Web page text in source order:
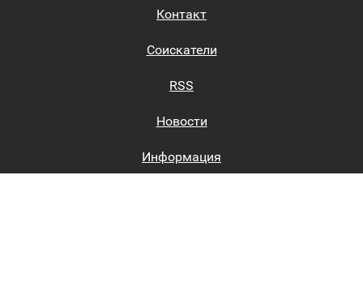
Контакт
Соискатели
RSS
Новости
Информация